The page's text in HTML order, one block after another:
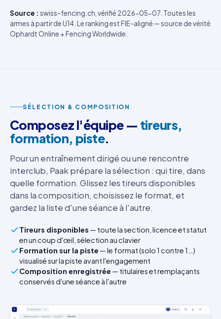
Source : swiss-fencing.ch, vérifié 2026-05-07. Toutes les
armes à partir de U14. Le ranking est FIE-aligné — source de vérité
Ophardt Online + Fencing Worldwide.
SÉLECTION & COMPOSITION
Composez l'équipe — tireurs,
formation, piste.
Pour un entraînement dirigé ou une rencontre
interclub, Paak prépare la sélection : qui tire, dans
quelle formation. Glissez les tireurs disponibles
dans la composition, choisissez le format, et
gardez la liste d'une séance à l'autre.
Tireurs disponibles — toute la section, licence et statut
en un coup d'œil, sélection au clavier
Formation sur la piste — le format (solo 1 contre 1…)
visualisé sur la piste avant l'engagement
Composition enregistrée — titulaires et remplaçants
conservés d'une séance à l'autre